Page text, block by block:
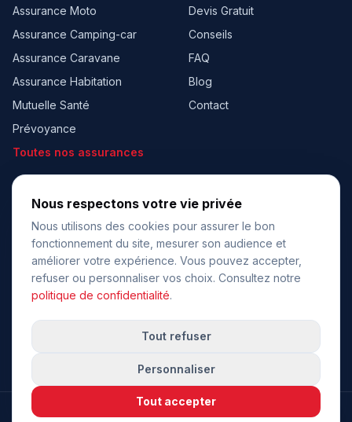
Assurance Moto
Assurance Camping-car
Assurance Caravane
Assurance Habitation
Mutuelle Santé
Prévoyance
Toutes nos assurances
Devis Gratuit
Conseils
FAQ
Blog
Contact
Qui sommes-nous ?
Nos partenaires
Recrutement
Mentions légales
☎06 95 32 15 39
Lun - Ven 9h - 18h
✉contact@hiassur.fr
Nous respectons votre vie privée
Nous utilisons des cookies pour assurer le bon
fonctionnement du site, mesurer son audience et
améliorer votre expérience. Vous pouvez accepter,
refuser ou personnaliser vos choix. Consultez notre
politique de confidentialité.
Tout refuser
Personnaliser
Tout accepter